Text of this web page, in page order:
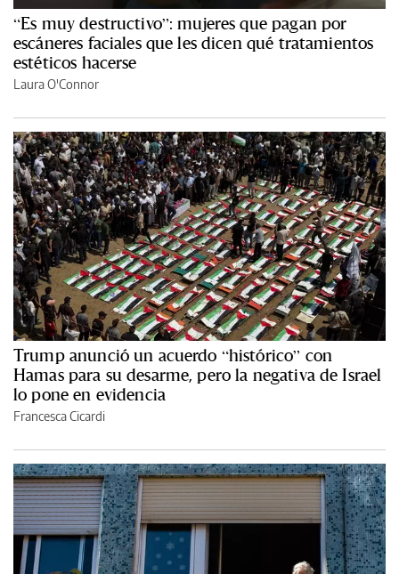
“Es muy destructivo”: mujeres que pagan por
escáneres faciales que les dicen qué tratamientos
estéticos hacerse
Laura O'Connor
Trump anunció un acuerdo “histórico” con
Hamas para su desarme, pero la negativa de Israel
lo pone en evidencia
Francesca Cicardi